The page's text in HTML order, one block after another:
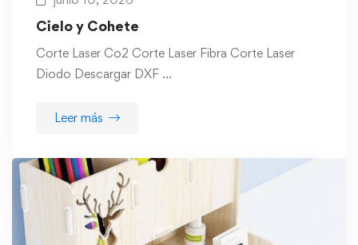
Cielo y Cohete
Corte Laser Co2 Corte Laser Fibra Corte Laser
Diodo Descargar DXF …
Leer más